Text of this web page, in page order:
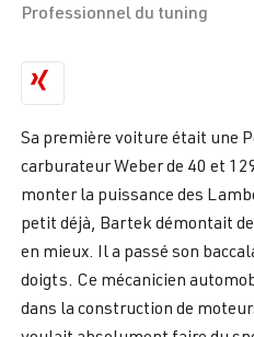
Professionnel du tuning
Sa première voiture était une
carburateur Weber de 40 et
monter la puissance des
petit déjà, Bartek démontait
en mieux. Il a passé son
doigts. Ce mécanicien
dans la construction de